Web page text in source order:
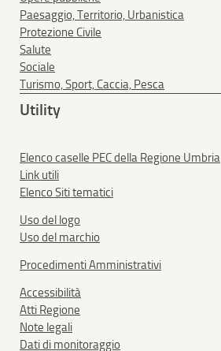
Paesaggio, Territorio, Urbanistica
Protezione Civile
Salute
Sociale
Turismo, Sport, Caccia, Pesca
Utility
Elenco caselle PEC della Regione Umbria
Link utili
Elenco Siti tematici
Uso del logo
Uso del marchio
Procedimenti Amministrativi
Accessibilità
Atti Regione
Note legali
Dati di monitoraggio